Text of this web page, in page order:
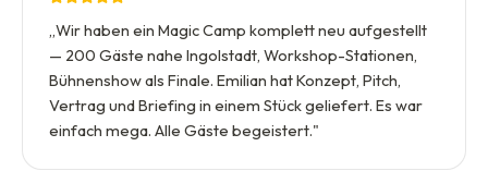
„Wir haben ein Magic Camp komplett neu aufgestellt
— 200 Gäste nahe Ingolstadt, Workshop-Stationen,
Bühnenshow als Finale. Emilian hat Konzept, Pitch,
Vertrag und Briefing in einem Stück geliefert. Es war
einfach mega. Alle Gäste begeistert."